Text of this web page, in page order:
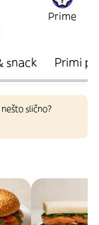
Prime
snack Primi
slično?